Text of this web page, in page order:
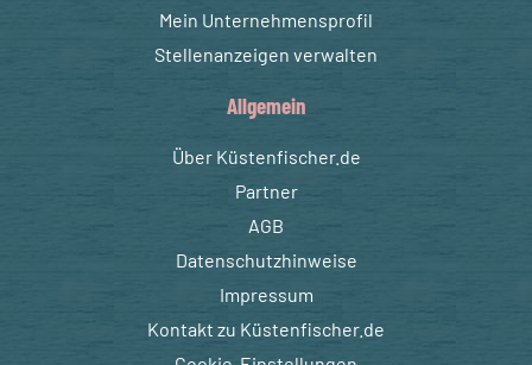
Mein Unternehmensprofil
Stellenanzeigen verwalten
Allgemein
Über Küstenfischer.de
Partner
AGB
Datenschutzhinweise
Impressum
Kontakt zu Küstenfischer.de